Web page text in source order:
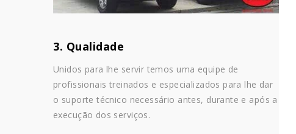
3. Qualidade
Unidos para lhe servir temos uma equipe de
profissionais treinados e especializados para lhe dar
o suporte técnico necessário antes, durante e após a
execução dos serviços.